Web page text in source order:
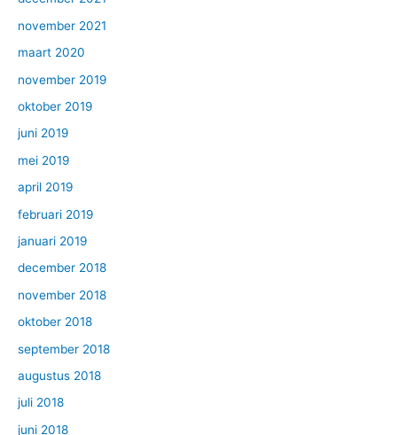
november 2021
maart 2020
november 2019
oktober 2019
juni 2019
mei 2019
april 2019
februari 2019
januari 2019
december 2018
november 2018
oktober 2018
september 2018
augustus 2018
juli 2018
juni 2018